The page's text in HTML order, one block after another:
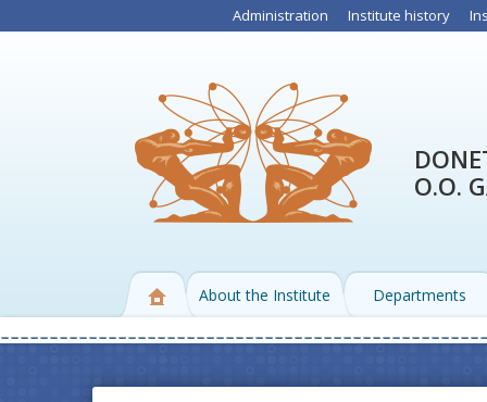
Administration Institute history
O.O.
About the Institute Departments